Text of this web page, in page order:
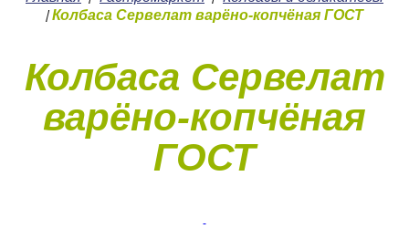
/Колбаса Сервелат варёно-копчёная ГОСТ
Колбаса Сервелат
варёно-копчёная
ГОСТ